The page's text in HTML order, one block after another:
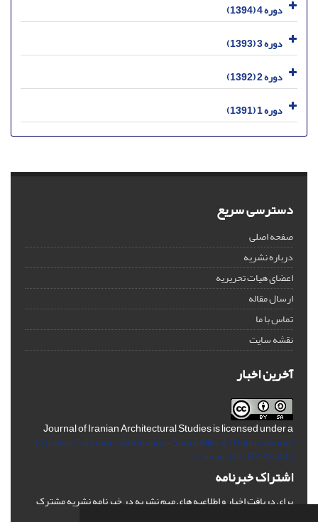
دوره 4 (1394)
دوره 3 (1393)
دوره 2 (1392)
دوره 1 (1391)
دسترسی سریع
صفحه اصلی
درباره نشریه
اعضای هیات تحریریه
ارسال مقاله
تماس با ما
نقشه سایت
آخرین اخبار
Journal of Iranian Architectural Studies is licensed under a
Creative Commons Attribution-ShareAlike 4.0 International
License. (CC BY-AA 4.0)
اشتراک خبرنامه
برای دریافت اخبار و اطلاعیه های مهم نشریه در خبرنامه نشریه مشترک